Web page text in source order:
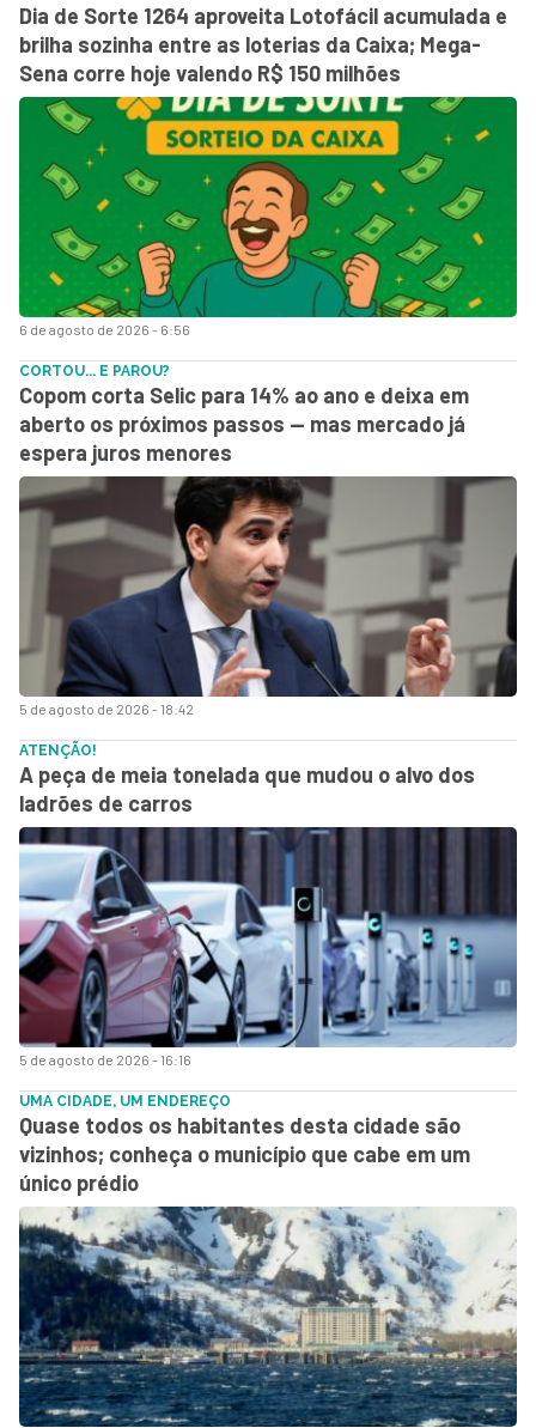
6 de agosto de 2026 - 6:56
Dia de Sorte 1264 aproveita Lotofácil acumulada e
brilha sozinha entre as loterias da Caixa; Mega-
Sena corre hoje valendo R$ 150 milhões
5 de agosto de 2026 - 18:42
CORTOU... E PAROU?
Copom corta Selic para 14% ao ano e deixa em
aberto os próximos passos — mas mercado já
espera juros menores
5 de agosto de 2026 - 16:16
ATENÇÃO!
A peça de meia tonelada que mudou o alvo dos
ladrões de carros
UMA CIDADE, UM ENDEREÇO
Quase todos os habitantes desta cidade são
vizinhos; conheça o município que cabe em um
único prédio